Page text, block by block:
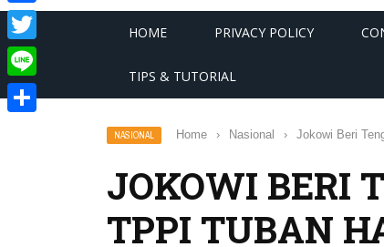
HOME PRIVACY POLICY
TIPS & TUTORIAL
NASIONAL Home › Nasional › Jokowi Beri
JOKOWI BERI
TPPI TUBAN
Facebook
Twitter
Line